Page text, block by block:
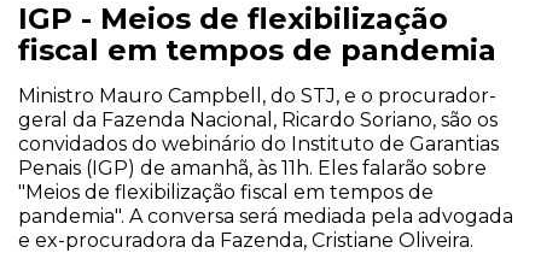
IGP - Meios de flexibilização
fiscal em tempos de pandemia
Ministro Mauro Campbell, do STJ, e o procurador-
geral da Fazenda Nacional, Ricardo Soriano, são os
convidados do webinário do Instituto de Garantias
Penais (IGP) de amanhã, às 11h. Eles falarão sobre
"Meios de flexibilização fiscal em tempos de
pandemia". A conversa será mediada pela advogada
e ex-procuradora da Fazenda, Cristiane Oliveira.